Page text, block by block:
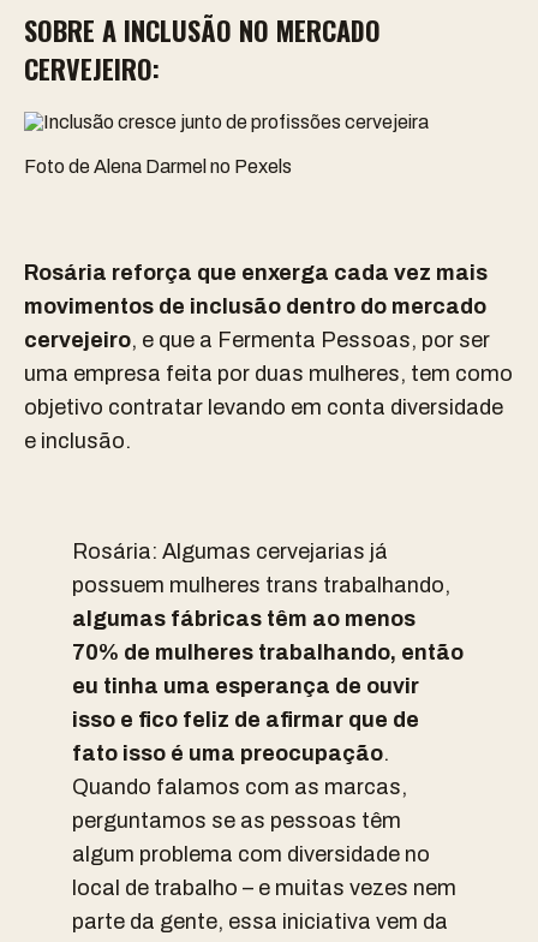
SOBRE A INCLUSÃO NO MERCADO
CERVEJEIRO:
Foto de Alena Darmel no Pexels
Rosária reforça que enxerga cada vez mais
movimentos de inclusão dentro do mercado
cervejeiro, e que a Fermenta Pessoas, por ser
uma empresa feita por duas mulheres, tem como
objetivo contratar levando em conta diversidade
e inclusão.
Rosária: Algumas cervejarias já
possuem mulheres trans trabalhando,
algumas fábricas têm ao menos
70% de mulheres trabalhando, então
eu tinha uma esperança de ouvir
isso e fico feliz de afirmar que de
fato isso é uma preocupação.
Quando falamos com as marcas,
perguntamos se as pessoas têm
algum problema com diversidade no
local de trabalho – e muitas vezes nem
parte da gente, essa iniciativa vem da